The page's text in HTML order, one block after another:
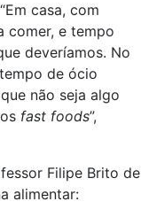
casa, com
comer, e tempo
deveríamos. No
de ócio
não seja algo
fast foods”,
Filipe Brito de
alimentar: